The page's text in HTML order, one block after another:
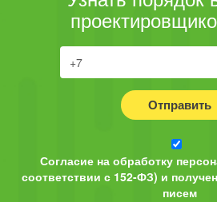
Отправить
Согласие на обработку
соответствии с 152-ФЗ) и
писем